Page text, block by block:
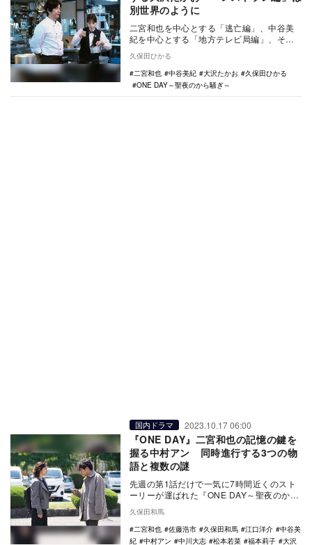
別世界のように
二宮和也を中心とする「逃亡編」、中谷美
紀を中心とする「地方テレビ局編」、そし
編」の1日をぎゅ…
久保田ひかる
二宮和也
中谷美紀 大沢たかお
久保田ひかる
ONE DAY～聖夜のから騒ぎ～
国内ドラマ 2023.10.17 06:00
『ONE DAY』二宮和也の記憶の鍵を
握る中村アン 同時進行する3つの物
語と複数の謎
先週の第1話だけで一気に7時間近くのスト
ーリーが運ばれた『ONE DAY～聖夜のから
送…
久保田和馬
二宮和也
佐藤浩市 久保田和馬 江口洋介
中谷美
紀
中村アン 中川大志 松本若菜 福本莉子
大沢